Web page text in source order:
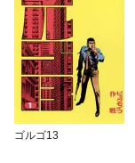
ゴルゴ13